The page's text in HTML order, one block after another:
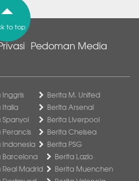
to top
Pedoman Media
Inggris
Italia
Spanyol
Perancis
Indonesia
Berita M. United
Berita Arsenal
Berita Liverpool
Berita Chelsea
Berita PSG
Barcelona
Real Madrid
Berita Lazio
Berita Muenchen